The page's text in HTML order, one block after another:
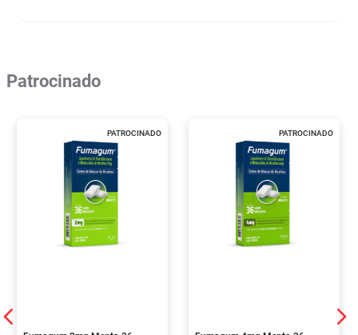
Patrocinado
PATROCINADO PATROCINADO